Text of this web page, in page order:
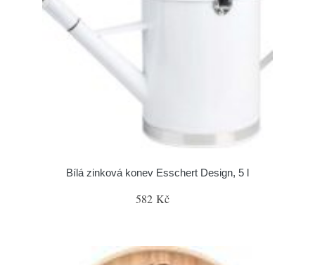
Bílá zinková konev Esschert Design, 5 l
582 Kč